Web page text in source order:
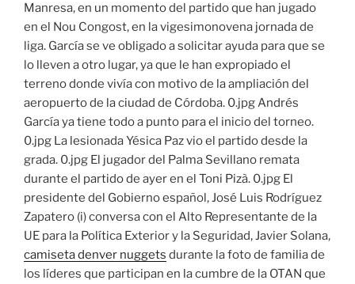
Manresa, en un momento del partido que han jugado
en el Nou Congost, en la vigesimonovena jornada de
liga. García se ve obligado a solicitar ayuda para que se
lo lleven a otro lugar, ya que le han expropiado el
terreno donde vivía con motivo de la ampliación del
aeropuerto de la ciudad de Córdoba. 0.jpg Andrés
García ya tiene todo a punto para el inicio del torneo.
0.jpg La lesionada Yésica Paz vio el partido desde la
grada. 0.jpg El jugador del Palma Sevillano remata
durante el partido de ayer en el Toni Pizà. 0.jpg El
presidente del Gobierno español, José Luis Rodríguez
Zapatero (i) conversa con el Alto Representante de la
UE para la Política Exterior y la Seguridad, Javier Solana,
camiseta denver nuggets durante la foto de familia de
los líderes que participan en la cumbre de la OTAN que